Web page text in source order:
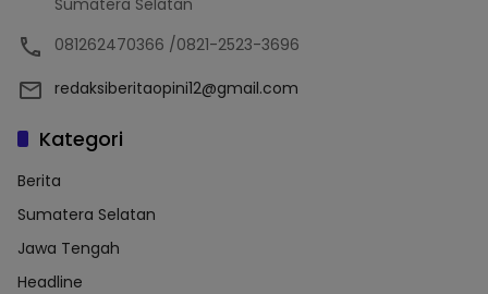
081262470366 /0821-2523-3696
redaksiberitaopini12@gmail.com
Kategori
Berita
Sumatera Selatan
Jawa Tengah
Headline